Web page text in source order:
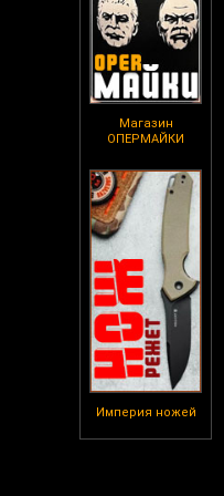
Магазин
ОПЕРМАЙКИ
Империя ножей